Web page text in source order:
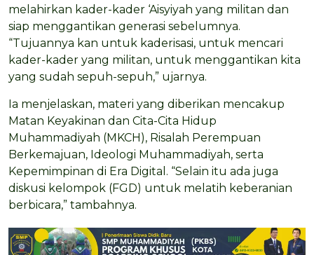
melahirkan kader-kader ‘Aisyiyah yang militan dan
siap menggantikan generasi sebelumnya.
“Tujuannya kan untuk kaderisasi, untuk mencari
kader-kader yang militan, untuk menggantikan kita
yang sudah sepuh-sepuh,” ujarnya.
Ia menjelaskan, materi yang diberikan mencakup
Matan Keyakinan dan Cita-Cita Hidup
Muhammadiyah (MKCH), Risalah Perempuan
Berkemajuan, Ideologi Muhammadiyah, serta
Kepemimpinan di Era Digital. “Selain itu ada juga
diskusi kelompok (FGD) untuk melatih keberanian
berbicara,” tambahnya.